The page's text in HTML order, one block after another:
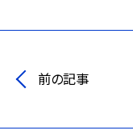
前の記事